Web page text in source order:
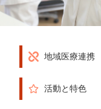
地域医療連携
活動と特色